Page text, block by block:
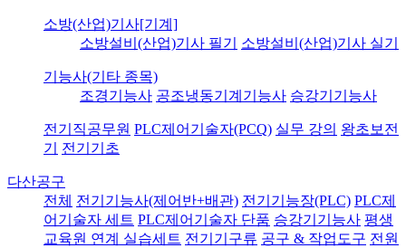
소방(산업)기사[기계]
소방설비(산업)기사 필기
소방설비(산업)기사 실기
기능사(기타 종목)
조경기능사 공조냉동기계기능사 승강기기능사
전기직공무원 PLC제어기술자(PCQ) 실무 강의 왕초보전
기
전기기초
다산공구
전체 전기기능사(제어반+배관) 전기기능장(PLC) PLC제
어기술자 세트 PLC제어기술자 단품 승강기기능사 평생
교육원 연계 실습세트 전기기구류 공구 & 작업도구 전원